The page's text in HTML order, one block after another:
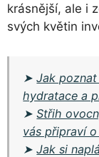
krásnější, ale i
svých květin
➤Jak
hydratace a
➤Střih
vás připraví
➤Jak si